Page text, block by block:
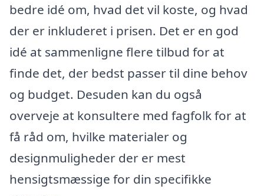
bedre idé om, hvad det vil koste, og hvad
der er inkluderet i prisen. Det er en god
idé at sammenligne flere tilbud for at
finde det, der bedst passer til dine behov
og budget. Desuden kan du også
overveje at konsultere med fagfolk for at
få råd om, hvilke materialer og
designmuligheder der er mest
hensigtsmæssige for din specifikke